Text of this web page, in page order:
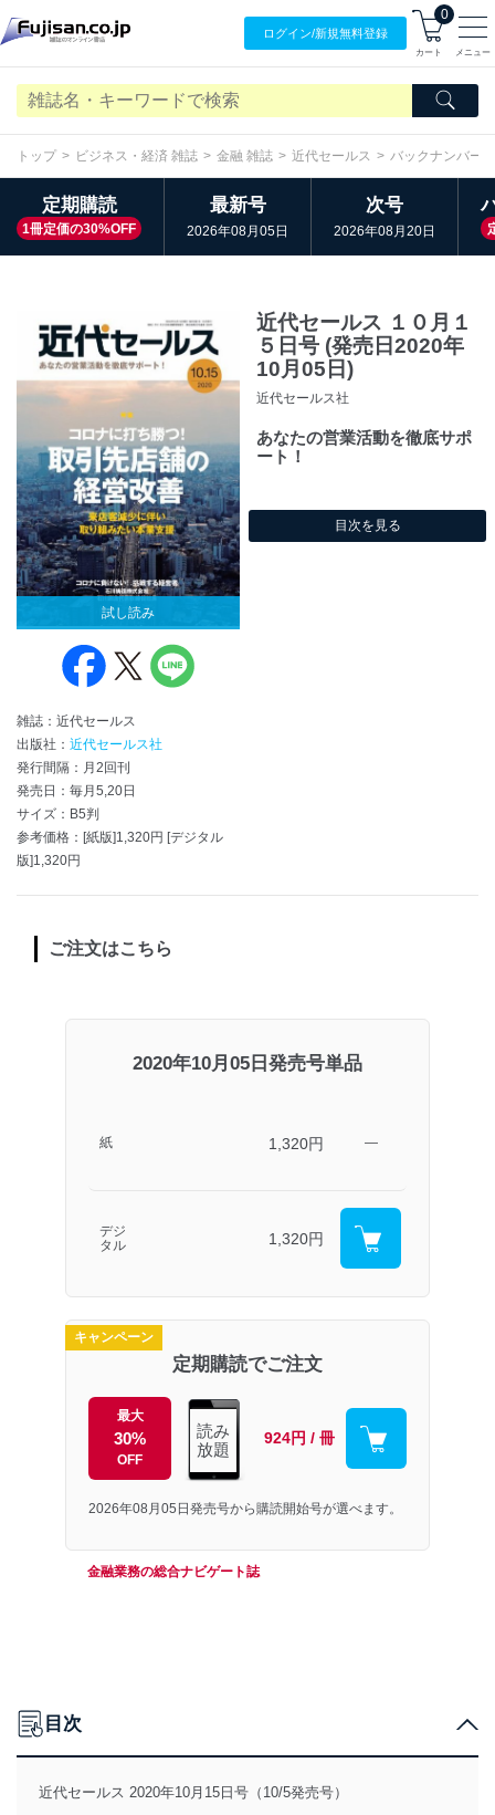
ログイン/新規無料登録
0
カート メニュー
トップ ビジネス・経済 雑誌 金融 雑誌 近代セールス バックナンバー
定期購読
1冊定価の30%OFF
最新号
2026年08月05日
次号
2026年08月20日
試し読み
雑誌：近代セールス
出版社： 近代セールス社
発行間隔：月2回刊
発売日：毎月5,20日
サイズ：B5判
参考価格：[紙版]1,320円 [デジタル
版]1,320円
近代セールス １０月１
５日号 (発売日2020年
10月05日)
近代セールス社
あなたの営業活動を徹底サポ
ート！
目次を見る
ご注文はこちら
2020年10月05日発売号単品
紙 1,320円 ―
デジ
タル
1,320円
キャンペーン
定期購読でご注文
最大
30%
OFF
読み
放題
924円 / 冊
2026年08月05日発売号から購読開始号が選べます。
金融業務の総合ナビゲート誌
目次
近代セールス 2020年10月15日号（10/5発売号）